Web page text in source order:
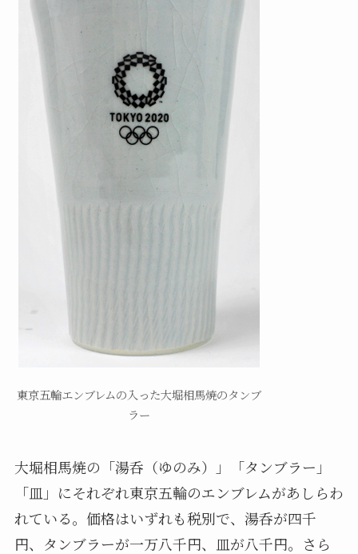
東京五輪エンブレムの入った大堀相馬焼のタンブ
ラー
大堀相馬焼の「湯呑（ゆのみ）」「タンブラー」
「皿」にそれぞれ東京五輪のエンブレムがあしらわ
れている。価格はいずれも税別で、湯呑が四千
円、タンブラーが一万八千円、皿が八千円。さら